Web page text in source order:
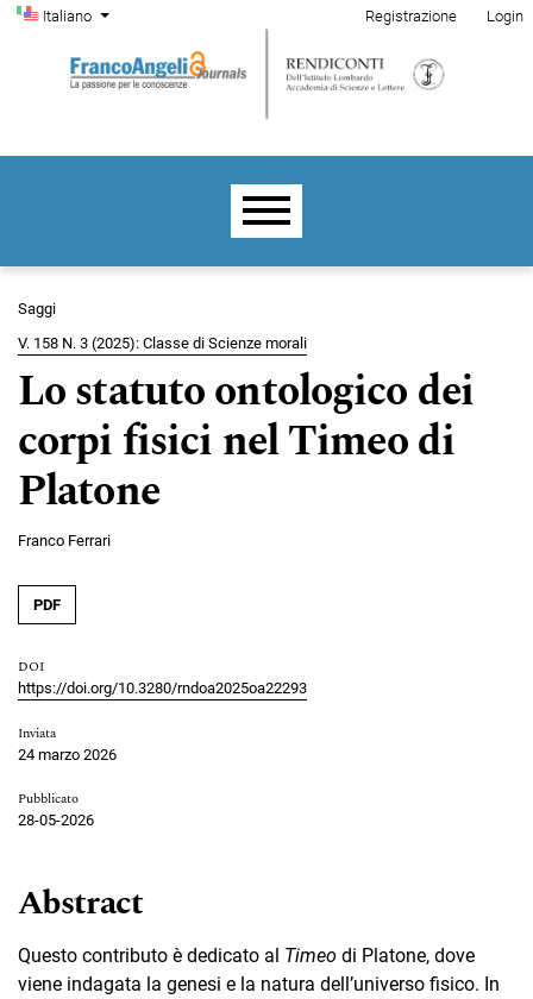
Salta al menu principale di navigazione
Salta al contenuto principale
Salta al piè di pagina del sito
Cambia la lingua. La lingua corrente è:
Italiano
Menu di amministrazione
Registrazione Login
Menu principale
Saggi
V. 158 N. 3 (2025): Classe di Scienze morali
Lo statuto ontologico dei
corpi fisici nel Timeo di
Platone
Franco Ferrari
PDF
DOI
https://doi.org/10.3280/rndoa2025oa22293
Inviata
24 marzo 2026
Pubblicato
28-05-2026
Abstract
Questo contributo è dedicato al Timeo di Platone, dove
viene indagata la genesi e la natura dell’universo fisico. In